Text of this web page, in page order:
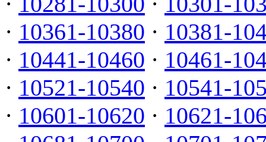
· 10361-10380 · 10381-
· 10441-10460 · 10461-
· 10521-10540 · 10541-
· 10601-10620 · 10621-